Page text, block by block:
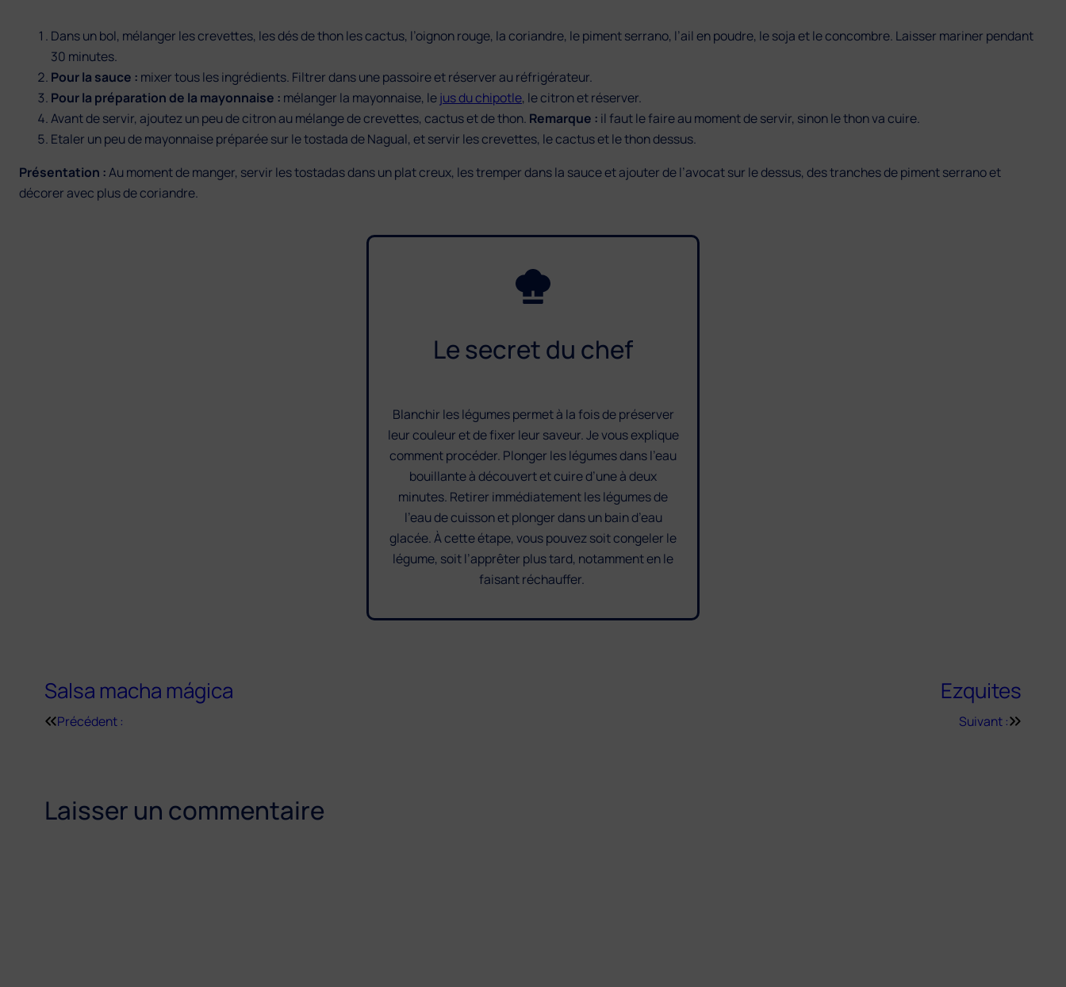
Dans un bol, mélanger les crevettes, les dés de thon les cactus, l’oignon rouge, la coriandre, le piment serrano, l’ail en poudre, le soja et le concombre. Laisser mariner pendant
30 minutes.
Pour la sauce : mixer tous les ingrédients. Filtrer dans une passoire et réserver au réfrigérateur.
Pour la préparation de la mayonnaise : mélanger la mayonnaise, lejus du chipotle, le citron et réserver.
Avant de servir, ajoutez un peu de citron au mélange de crevettes, cactus et de thon. Remarque : il faut le faire au moment de servir, sinon le thon va cuire.
Etaler un peu de mayonnaise préparée sur le tostada de Nagual, et servir les crevettes, le cactus et le thon dessus.
Présentation :Au moment de manger, servir les tostadas dans un plat creux, les tremper dans la sauce et ajouter de l’avocat sur le dessus, des tranches de piment serrano et
décorer avec plus de coriandre.
Le secret du chef
Blanchir les légumes permet à la fois de préserver
leur couleur et de fixer leur saveur. Je vous explique
comment procéder. Plonger les légumes dans l’eau
bouillante à découvert et cuire d’une à deux
minutes. Retirer immédiatement les légumes de
l’eau de cuisson et plonger dans un bain d’eau
glacée. À cette étape, vous pouvez soit congeler le
légume, soit l’apprêter plus tard, notamment en le
faisant réchauffer.
Précédent :
Salsa macha mágica
Suivant :
Ezquites
Laisser un commentaire